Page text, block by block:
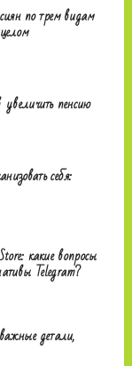
по трем видам
пенсию
себя:
какие вопросы
Telegram?
детали,